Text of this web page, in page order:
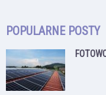
POPULARNE POSTY